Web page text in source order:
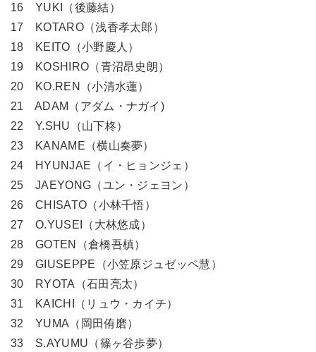
16 YUKI（後藤結）
17 KOTARO（浅香孝太郎）
18 KEITO（小野慶人）
19 KOSHIRO（青沼昂史朗）
20 KO.REN（小清水蓮）
21 ADAM（アダム・ナガイ)
22 Y.SHU（山下柊）
23 KANAME（横山奏夢）
24 HYUNJAE（イ・ヒョンジェ）
25 JAEYONG（ユン・ジェヨン）
26 CHISATO（小林千悟）
27 O.YUSEI（大林悠成）
28 GOTEN（倉橋吾槙）
29 GIUSEPPE（小笠原ジュゼッペ慧）
30 RYOTA（石田亮太）
31 KAICHI（リュウ・カイチ）
32 YUMA（岡田侑磨）
33 S.AYUMU（篠ヶ谷歩夢）